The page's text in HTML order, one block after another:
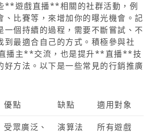
**遊戲直播**相關的社群活動，例
、比賽等，來增加你的曝光機會。記
一個持續的過程，需要不斷嘗試、不
到最適合自己的方式。積極參與社
播主**交流，也是提升**直播**技
好方法。以下是一些常見的行銷推廣
優點 缺點 適用對象
受眾廣泛、
演算法
所有遊戲